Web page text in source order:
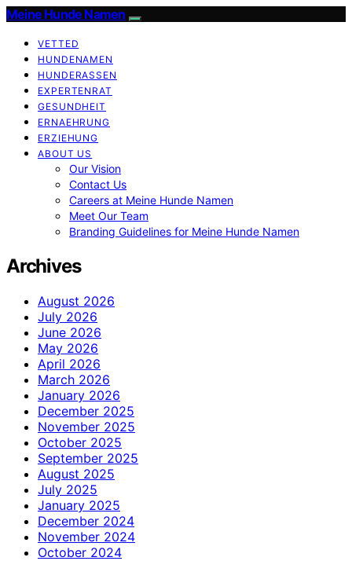
Meine Hunde Namen
VETTED
HUNDENAMEN
HUNDERASSEN
EXPERTENRAT
GESUNDHEIT
ERNAEHRUNG
ERZIEHUNG
ABOUT US
Our Vision
Contact Us
Careers at Meine Hunde Namen
Meet Our Team
Branding Guidelines for Meine Hunde Namen
Archives
August 2026
July 2026
June 2026
May 2026
April 2026
March 2026
January 2026
December 2025
November 2025
October 2025
September 2025
August 2025
July 2025
January 2025
December 2024
November 2024
October 2024